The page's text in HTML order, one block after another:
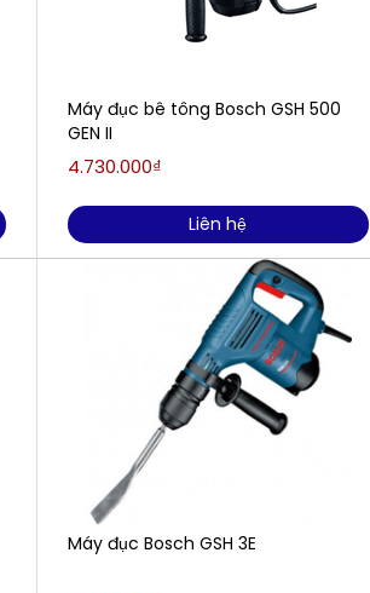
Máy đục bê tông Bosch GSH 500
GEN II
4.730.000₫
Liên hệ
Máy đục Bosch GSH 3E